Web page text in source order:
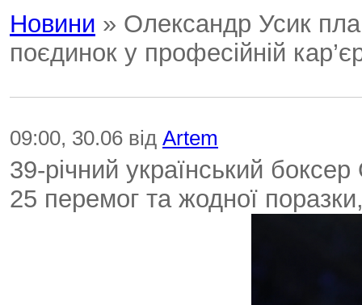
Новини » Олександр Усик
поєдинок у професійній
09:00, 30.06 від Artem
39-річний український
25 перемог та жодної